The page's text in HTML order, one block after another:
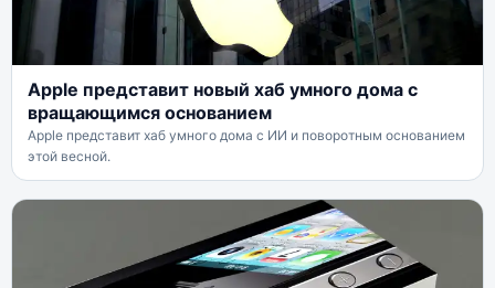
Apple представит новый хаб умного дома с
вращающимся основанием
Apple представит хаб умного дома с ИИ и поворотным основанием
этой весной.